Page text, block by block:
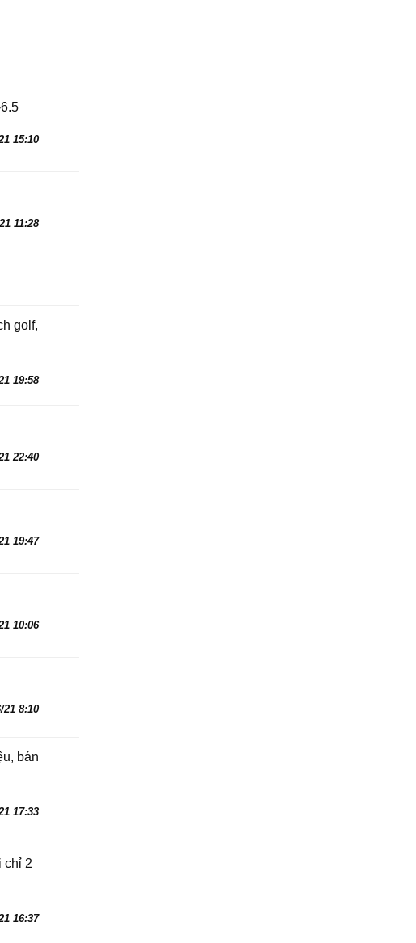
15:10
11:28
golf,
19:58
22:40
19:47
10:06
21 8:10
bán
17:33
chỉ 2
16:37